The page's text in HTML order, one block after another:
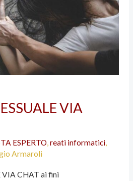
VIA
ESPERTO,reati informatici,
Armaroli
VIA CHAT ai fini